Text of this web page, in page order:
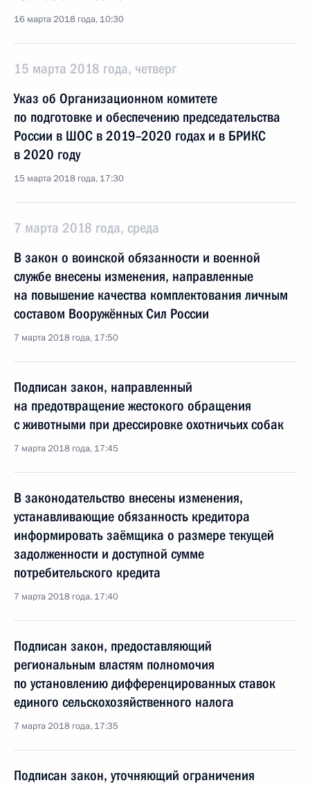
16 марта 2018 года, 10:30
15 марта 2018 года, четверг
Указ об Организационном комитете
по подготовке и обеспечению председательства
России в ШОС в 2019–2020 годах и в БРИКС
в 2020 году
15 марта 2018 года, 17:30
7 марта 2018 года, среда
В закон о воинской обязанности и военной
службе внесены изменения, направленные
на повышение качества комплектования личным
составом Вооружённых Сил России
7 марта 2018 года, 17:50
Подписан закон, направленный
на предотвращение жестокого обращения
с животными при дрессировке охотничьих собак
7 марта 2018 года, 17:45
В законодательство внесены изменения,
устанавливающие обязанность кредитора
информировать заёмщика о размере текущей
задолженности и доступной сумме
потребительского кредита
7 марта 2018 года, 17:40
Подписан закон, предоставляющий
региональным властям полномочия
по установлению дифференцированных ставок
единого сельскохозяйственного налога
7 марта 2018 года, 17:35
Подписан закон, уточняющий ограничения